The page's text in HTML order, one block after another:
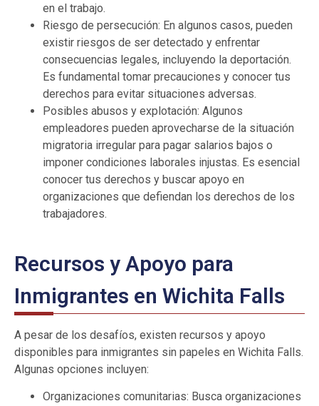
en el trabajo.
Riesgo de persecución: En algunos casos, pueden
existir riesgos de ser detectado y enfrentar
consecuencias legales, incluyendo la deportación.
Es fundamental tomar precauciones y conocer tus
derechos para evitar situaciones adversas.
Posibles abusos y explotación: Algunos
empleadores pueden aprovecharse de la situación
migratoria irregular para pagar salarios bajos o
imponer condiciones laborales injustas. Es esencial
conocer tus derechos y buscar apoyo en
organizaciones que defiendan los derechos de los
trabajadores.
Recursos y Apoyo para
Inmigrantes en Wichita Falls
A pesar de los desafíos, existen recursos y apoyo
disponibles para inmigrantes sin papeles en Wichita Falls.
Algunas opciones incluyen:
Organizaciones comunitarias: Busca organizaciones